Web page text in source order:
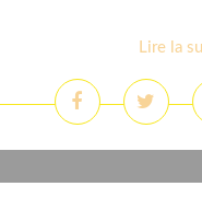
Lire la